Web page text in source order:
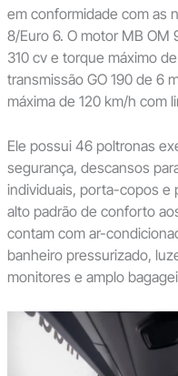
em conformidade com as
8/Euro 6. O motor MB
310 cv e torque máximo
transmissão GO 190 de 6
máxima de 120 km/h com
Ele possui 46 poltronas
segurança, descansos
individuais, porta-copos e
alto padrão de conforto
contam com ar-
banheiro pressurizado,
monitores e amplo